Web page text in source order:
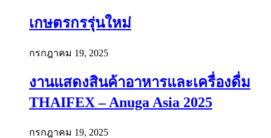
เกษตรกรรุ่นใหม่
กรกฎาคม 19, 2025
งานแสดงสินค้าอาหารและเครื่องดื่ม
THAIFEX – Anuga Asia 2025
กรกฎาคม 19, 2025